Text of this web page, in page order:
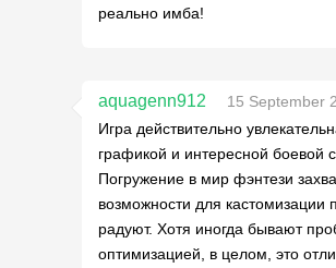
реально имба!
aquagenn912
15 September
Игра действительно
графикой и интересной боевой
Погружение в мир фэнтези
возможности для кастомизации
радуют. Хотя иногда бывают
оптимизацией, в целом, это